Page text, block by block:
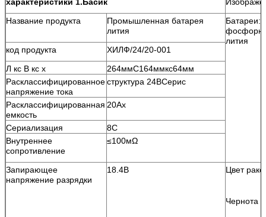
Название продукта
Промышленная батарея
лития
Батареи:
лития
код продукта
ХИЛФ/24/20-001
Л кс В кс х
264ммС164ммкс64мм
Расклассифицированное
напряжение тока
структура 24ВСерис
Расклассифицированная
емкость
20Ах
Сериализация
8С
Внутреннее
сопротивление
≤100мΩ
Запирающее
напряжение разрядки
18.4В Цвет
Чернота